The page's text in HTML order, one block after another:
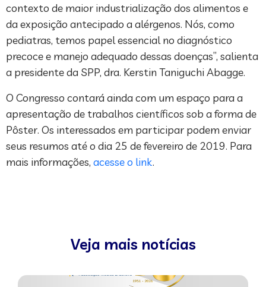
contexto de maior industrialização dos alimentos e
da exposição antecipado a alérgenos. Nós, como
pediatras, temos papel essencial no diagnóstico
precoce e manejo adequado dessas doenças”, salienta
a presidente da SPP, dra. Kerstin Taniguchi Abagge.
O Congresso contará ainda com um espaço para a
apresentação de trabalhos científicos sob a forma de
Pôster. Os interessados em participar podem enviar
seus resumos até o dia 25 de fevereiro de 2019. Para
mais informações, acesse o link.
Veja mais notícias